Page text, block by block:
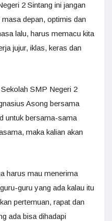
2 Sintang ini jangan
depan, optimis dan
lalu, harus memacu kita
jujur, iklas, keras dan
SMP Negeri 2
Asong bersama
untuk bersama-sama
maka kalian akan
harus mau menerima
guru yang ada kalau itu
pertemuan, rapat dan
ada bisa dihadapi